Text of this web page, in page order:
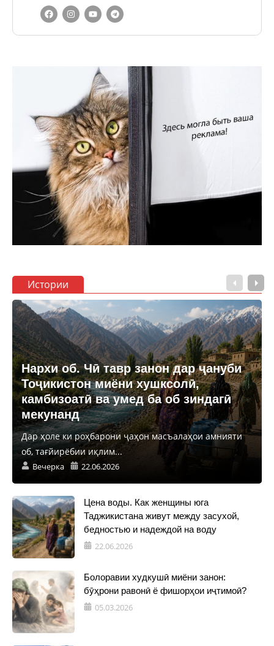
Истории
Нархи об. Чӣ тавр занон дар ҷануби
Тоҷикистон миёни хушксолӣ,
камбизоатӣ ва умед ба об зиндагӣ
мекунанд
Дар ҳоле ки роҳбарони ҷаҳон масъалаҳои амнияти
об, тағйирёбии иқлим...
Вечерка 22.06.2026
Цена воды. Как женщины юга
Таджикистана живут между засухой,
бедностью и надеждой на воду
22.06.2026
Болоравии худкушӣ миёни занон:
бӯҳрони равонӣ ё фишорҳои иҷтимоӣ?
05.03.2026